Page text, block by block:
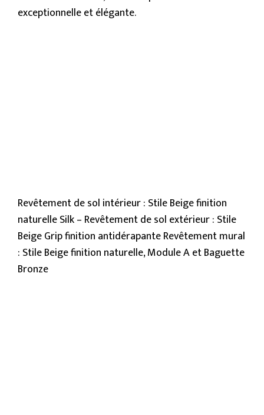
exceptionnelle et élégante.
Revêtement de sol intérieur : Stile Beige finition
naturelle Silk – Revêtement de sol extérieur : Stile
Beige Grip finition antidérapante Revêtement mural
: Stile Beige finition naturelle, Module A et Baguette
Bronze